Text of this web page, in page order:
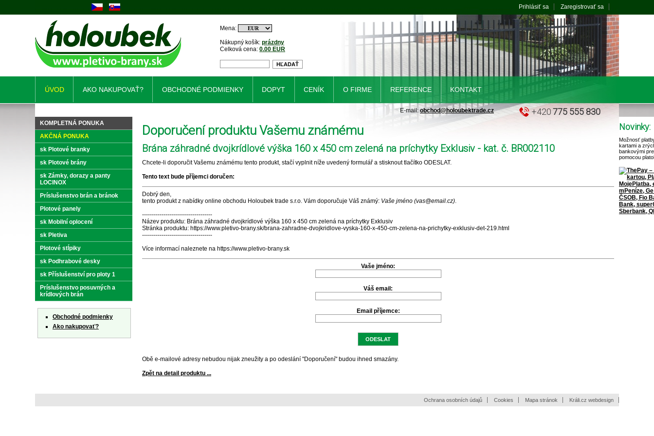
Doporučení produktu Vašemu známému
Brána záhradné dvojkrídlové výška 160 x 450 cm zelená na príchytky Exklusiv - kat. č. BR002110
Chcete-li doporučit Vašemu známému tento produkt, stačí vyplnit níže uvedený formulář a stisknout tlačítko ODESLAT.
Tento text bude příjemci doručen:
Dobrý den,
tento produkt z nabídky online obchodu Holoubek trade s.r.o. Vám doporučuje Váš známý: Vaše jméno (vas@email.cz).
------------------------------------
Název produktu: Brána záhradné dvojkrídlové výška 160 x 450 cm zelená na príchytky Exklusiv
Stránka produktu: https://www.pletivo-brany.sk/brana-zahradne-dvojkridlove-vyska-160-x-450-cm-zelena-na-prichytky-exklusiv-det-219.html
------------------------------------
Více informací naleznete na https://www.pletivo-brany.sk
Vaše jméno:
Váš email:
Email příjemce:
Obě e-mailové adresy nebudou nijak zneužity a po odeslání "Doporučení" budou ihned smazány.
Zpět na detail produktu ...
KOMPLETNÁ PONUKA
AKČNÁ PONUKA
sk Plotové branky
sk Plotové brány
sk Zámky, dorazy a panty
LOCINOX
Príslušenstvo brán a bránok
Plotové panely
sk Mobilní oplocení
sk Pletiva
Plotové stĺpiky
sk Podhrabové desky
sk Příslušenství pro ploty 1
Príslušenstvo posuvných a
krídlových brán
Obchodné podmienky
Ako nakupovať?
Novinky:
Možnosť
kartami a
bankovými
pomocou
Nákupný košík: prázdny
Celková cena: 0.00 EUR
Mena:
Prihlásiť sa Zaregistrovať sa
ÚVOD AKO NAKUPOVAŤ? OBCHODNÉ PODMIENKY DOPYT CENÍK O FIRME REFERENCE KONTAKT
+420775 555 830
E-mail:obchod@holoubektrade.cz
Ochrana osobních údajů Cookies Mapa stránok Králi.cz webdesign